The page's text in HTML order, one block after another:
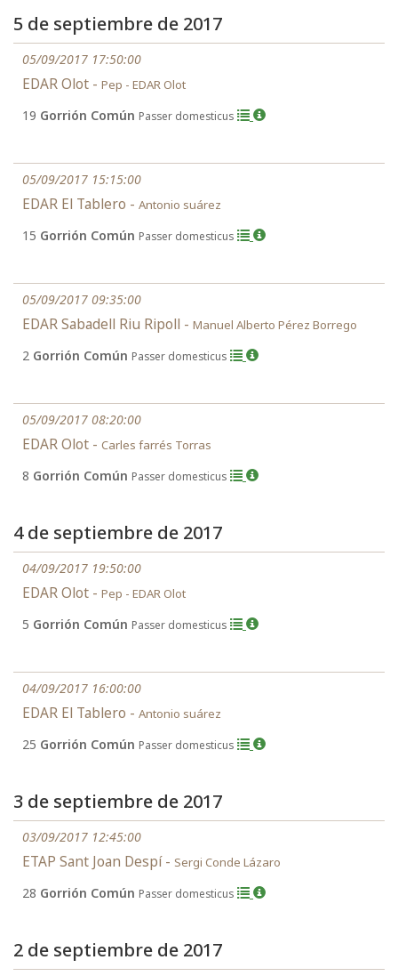
5 de septiembre de 2017
05/09/2017 17:50:00
EDAR Olot - Pep - EDAR Olot
19 Gorrión Común Passer domesticus
05/09/2017 15:15:00
EDAR El Tablero - Antonio suárez
15 Gorrión Común Passer domesticus
05/09/2017 09:35:00
EDAR Sabadell Riu Ripoll - Manuel Alberto Pérez Borrego
2 Gorrión Común Passer domesticus
05/09/2017 08:20:00
EDAR Olot - Carles farrés Torras
8 Gorrión Común Passer domesticus
4 de septiembre de 2017
04/09/2017 19:50:00
EDAR Olot - Pep - EDAR Olot
5 Gorrión Común Passer domesticus
04/09/2017 16:00:00
EDAR El Tablero - Antonio suárez
25 Gorrión Común Passer domesticus
3 de septiembre de 2017
03/09/2017 12:45:00
ETAP Sant Joan Despí - Sergi Conde Lázaro
28 Gorrión Común Passer domesticus
2 de septiembre de 2017